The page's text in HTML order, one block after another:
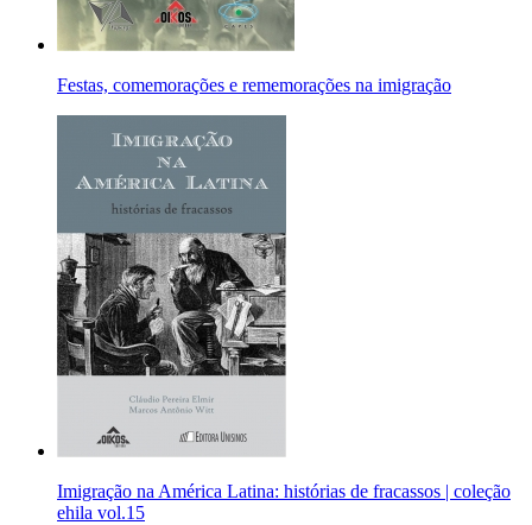
Festas, comemorações e rememorações na imigração
Imigração na América Latina: histórias de fracassos | coleção
ehila vol.15